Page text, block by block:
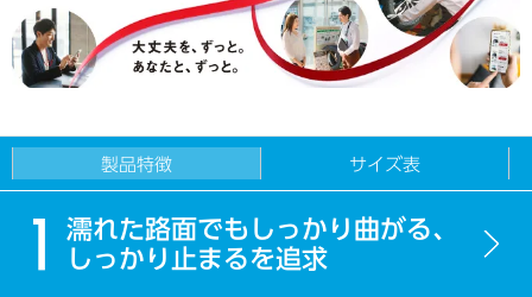
製品特徴 サイズ表
濡れた路面でもしっかり曲がる、
しっかり止まるを追求